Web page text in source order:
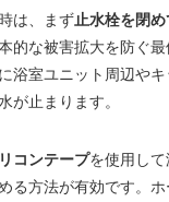
は、まず止水栓を閉
的な被害拡大を防ぐ最
浴室ユニット周辺や
が止まります。
コンテープを使用して
る方法が有効です。